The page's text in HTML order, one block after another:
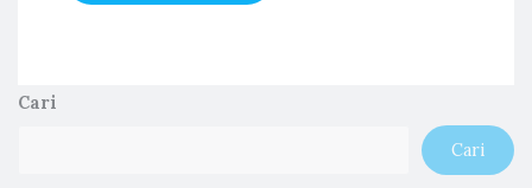
Cari
Cari